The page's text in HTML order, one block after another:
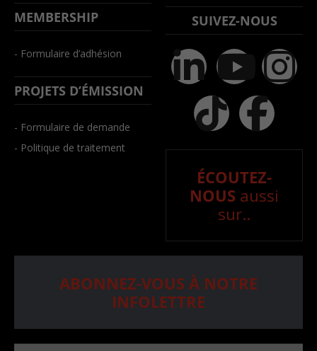
MEMBERSHIP
- Formulaire d’adhésion
PROJETS D’ÉMISSION
- Formulaire de demande
- Politique de traitement
SUIVEZ-NOUS
ÉCOUTEZ-
NOUS aussi
sur..
ABONNEZ-VOUS À NOTRE
INFOLETTRE